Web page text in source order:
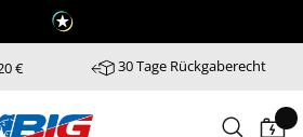
€ 30 Tage Rückgaberecht